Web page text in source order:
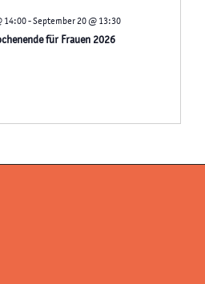
14:00-September 20 @ 13:30
für Frauen 2026